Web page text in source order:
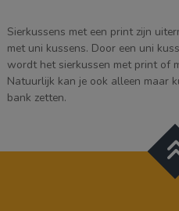
Sierkussens met een print zijn
met uni kussens. Door een uni
wordt het sierkussen met print of
Natuurlijk kan je ook alleen maar
bank zetten.